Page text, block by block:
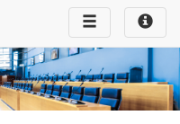
Toggle
infos
Toggle
navigation